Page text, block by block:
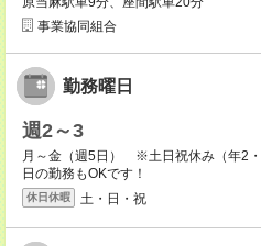
事業協同組合
勤務曜日
週2～3
月～金（週5日） ※土日祝休み（年2
日の勤務もOKです！
休日休暇 土・日・祝